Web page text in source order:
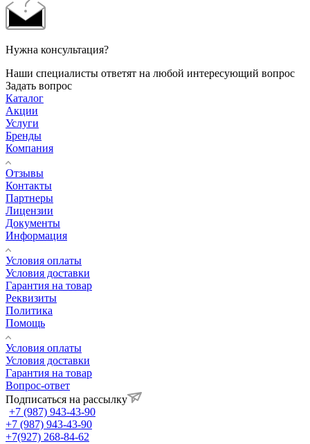
Нужна консультация?
Наши специалисты ответят на любой интересующий вопрос
Задать вопрос
Каталог
Акции
Услуги
Бренды
Компания
Отзывы
Контакты
Партнеры
Лицензии
Документы
Информация
Условия оплаты
Условия доставки
Гарантия на товар
Реквизиты
Политика
Помощь
Условия оплаты
Условия доставки
Гарантия на товар
Вопрос-ответ
Подписаться на рассылку
+7 (987) 943-43-90
+7 (987) 943-43-90
+7(927) 268-84-62